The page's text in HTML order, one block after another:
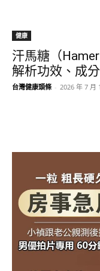
健康
汗馬糖（
解析功效、成
台灣健康頭條 - 2026 年 7 月